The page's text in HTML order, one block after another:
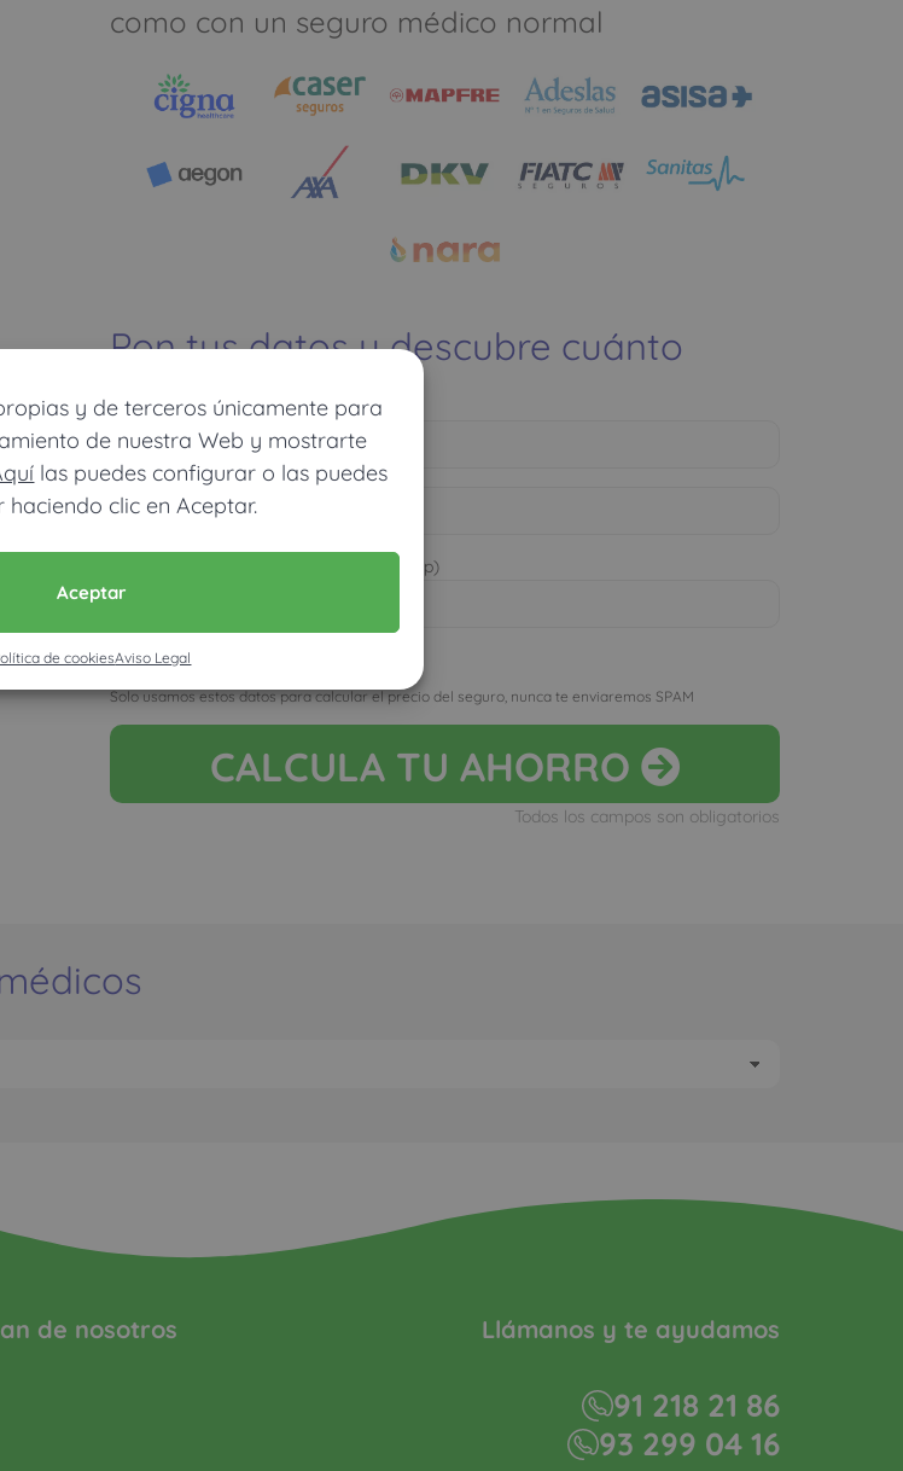
y de terceros únicamente para
de nuestra Web y mostrarte
las puedes configurar o las puedes
haciendo clic en Aceptar.
Aceptar
de cookiesAviso Legal
grande
como con un seguro médico normal
Pon tus datos y descubre cuánto
dinero ahorrarías
Móvil (Enviamos resultados vía WhatsApp)
Acepto la nota legal y RGPD
Solo usamos estos datos para calcular el precio del seguro, nunca te enviaremos SPAM
CALCULA TU AHORRO
Todos los campos son obligatorios
de nosotros Llámanos y te ayudamos
91 218 21 86
93 299 04 16